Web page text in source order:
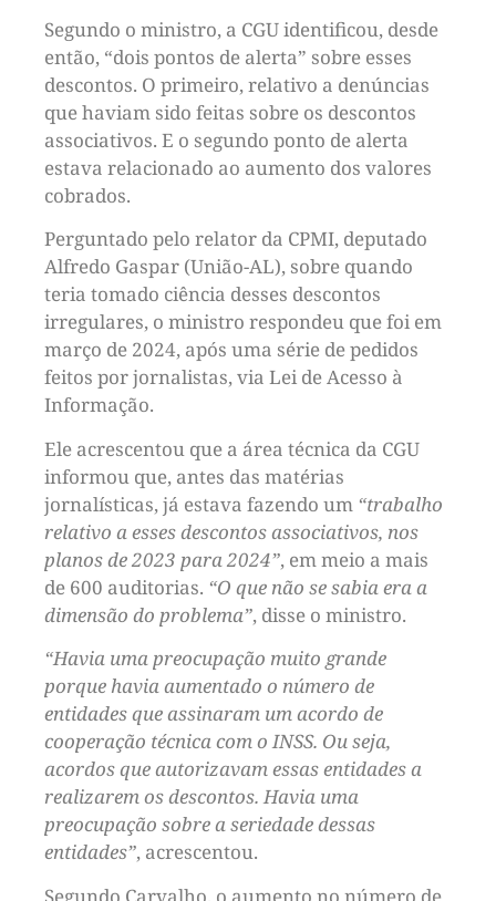
Segundo o ministro, a CGU identificou, desde
então, “dois pontos de alerta” sobre esses
descontos. O primeiro, relativo a denúncias
que haviam sido feitas sobre os descontos
associativos. E o segundo ponto de alerta
estava relacionado ao aumento dos valores
cobrados.
Perguntado pelo relator da CPMI, deputado
Alfredo Gaspar (União-AL), sobre quando
teria tomado ciência desses descontos
irregulares, o ministro respondeu que foi em
março de 2024, após uma série de pedidos
feitos por jornalistas, via Lei de Acesso à
Informação.
Ele acrescentou que a área técnica da CGU
informou que, antes das matérias
jornalísticas, já estava fazendo um “trabalho
relativo a esses descontos associativos, nos
planos de 2023 para 2024”, em meio a mais
de 600 auditorias. “O que não se sabia era a
dimensão do problema”, disse o ministro.
“Havia uma preocupação muito grande
porque havia aumentado o número de
entidades que assinaram um acordo de
cooperação técnica com o INSS. Ou seja,
acordos que autorizavam essas entidades a
realizarem os descontos. Havia uma
preocupação sobre a seriedade dessas
entidades”, acrescentou.
Segundo Carvalho, o aumento no número de